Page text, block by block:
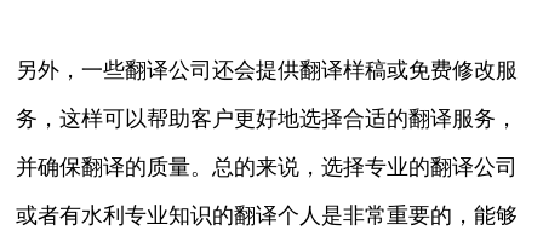
另外，一些翻译公司还会提供翻译样稿或免费修改服
务，这样可以帮助客户更好地选择合适的翻译服务，
并确保翻译的质量。总的来说，选择专业的翻译公司
或者有水利专业知识的翻译个人是非常重要的，能够